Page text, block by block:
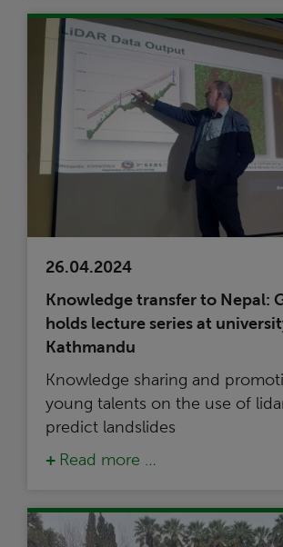
26.04.2024
Knowledge transfer to Nepal:
holds lecture series at
Kathmandu
Knowledge sharing and
young talents on the use of
predict landslides
Read more …